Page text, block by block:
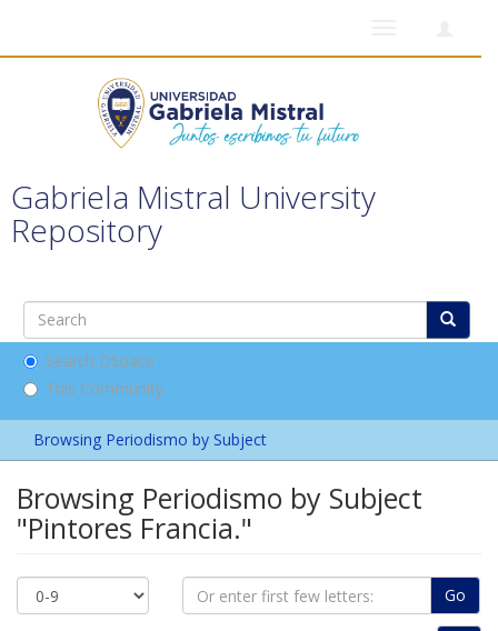
Gabriela Mistral University
Repository
Search DSpace
This Community
Browsing Periodismo by Subject
Browsing Periodismo by Subject
"Pintores Francia."
Go